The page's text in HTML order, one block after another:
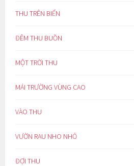
THU TRÊN BIỂN
ĐÊM THU BUỒN
MỘT TRỜI THU
MÁI TRƯỜNG VÙNG CAO
VÀO THU
VƯỜN RAU NHO NHỎ
ĐỢI THU